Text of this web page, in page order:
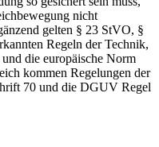
nicht
gelten § 23 StVO, §
Regeln der Technik,
die europäische Norm
kommen Regelungen der
70 und die DGUV Regel